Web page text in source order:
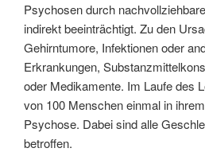
Psychosen durch
indirekt beeinträchtigt. Zu den
Gehirntumore, Infektionen oder
Erkrankungen,
oder Medikamente. Im Laufe des
von 100 Menschen einmal in
Psychose. Dabei sind alle
betroffen.